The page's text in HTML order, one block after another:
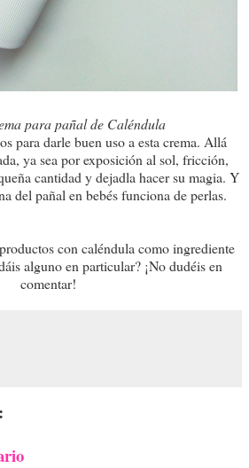
para pañal de Caléndula
para darle buen uso a esta crema. Allá
ya sea por exposición al sol, fricción,
cantidad y dejadla hacer su magia. Y
del pañal en bebés funciona de perlas.
con caléndula como ingrediente
alguno en particular? ¡No dudéis en
comentar!